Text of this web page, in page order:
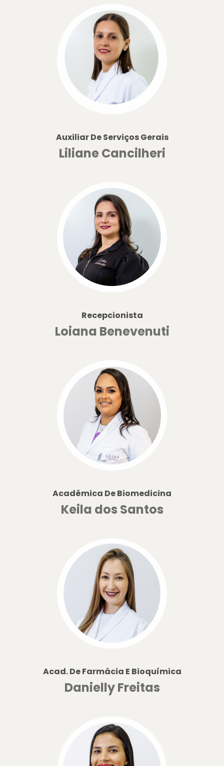
Auxiliar De Serviços Gerais
Liliane Cancilheri
Recepcionista
Loiana Benevenuti
Acadêmica De Biomedicina
Keila dos Santos
Acad. De Farmácia E Bioquímica
Danielly Freitas